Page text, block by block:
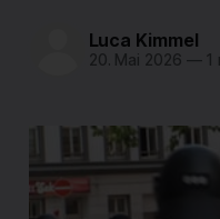
Luca Kimmel
20. Mai 2026 —1